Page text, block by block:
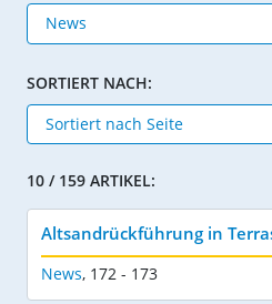
SORTIERT NACH:
10 / 159 ARTIKEL:
Altsandrückführung in
News, 172 - 173